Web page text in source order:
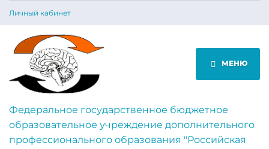
Личный кабинет
МЕНЮ
Федеральное государственное бюджетное
образовательное учреждение дополнительного
профессионального образования "Российская